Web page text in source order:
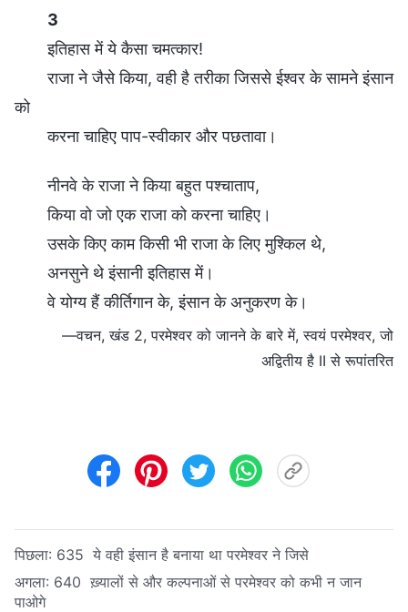
3
इतिहास में ये कैसा चमत्कार!
राजा ने जैसे किया, वही है तरीका जिससे ईश्वर के सामने इंसान
को
करना चाहिए पाप-स्वीकार और पछतावा।
नीनवे के राजा ने किया बहुत पश्चाताप,
किया वो जो एक राजा को करना चाहिए।
उसके किए काम किसी भी राजा के लिए मुश्किल थे,
अनसुने थे इंसानी इतिहास में।
वे योग्य हैं कीर्तिगान के, इंसान के अनुकरण के।
—वचन, खंड 2, परमेश्वर को जानने के बारे में, स्वयं परमेश्वर, जो
अद्वितीय है II से रूपांतरित
पिछला: 635 ये वही इंसान है बनाया था परमेश्वर ने जिसे
अगला: 640 ख़्यालों से और कल्पनाओं से परमेश्वर को कभी न जान
पाओगे